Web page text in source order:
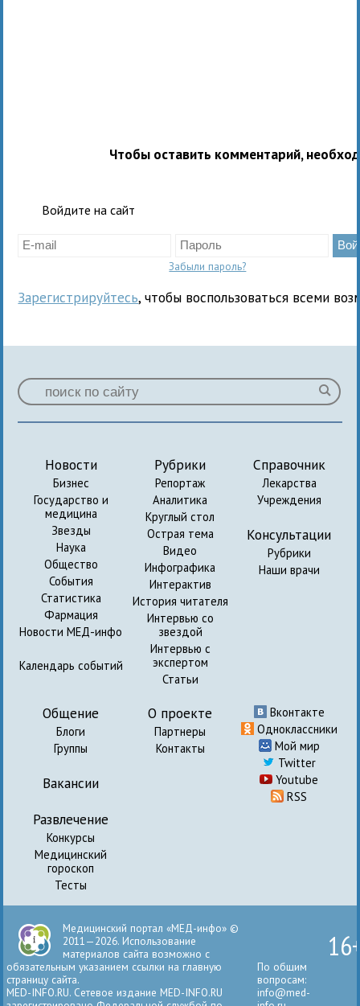
Чтобы оставить комментарий,
Войдите на сайт
Забыли пароль?
Зарегистрируйтесь, чтобы воспользоваться всеми
Новости
Бизнес
Государство и
медицина
Звезды
Наука
Общество
События
Статистика
Фармация
Новости МЕД-инфо
Календарь событий
Рубрики
Репортаж
Аналитика
Круглый стол
Острая тема
Видео
Инфографика
Интерактив
История читателя
Интервью со
звездой
Интервью с
экспертом
Статьи
Справочник
Лекарства
Учреждения
Консультации
Рубрики
Наши врачи
Общение
Блоги
Группы
Вакансии
Развлечение
Конкурсы
Медицинский
гороскоп
Тесты
О проекте
Партнеры
Контакты
Вконтакте
Одноклассники
Мой мир
Twitter
Youtube
RSS
Медицинский портал «МЕД-инфо» ©
2011—2026. Использование
материалов сайта возможно с
обязательным указанием ссылки на главную
страницу сайта.
MED-INFO.RU. Сетевое издание MED-INFO.RU
По общим
вопросам:
info@med-